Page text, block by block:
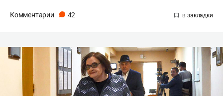
Комментарии 42